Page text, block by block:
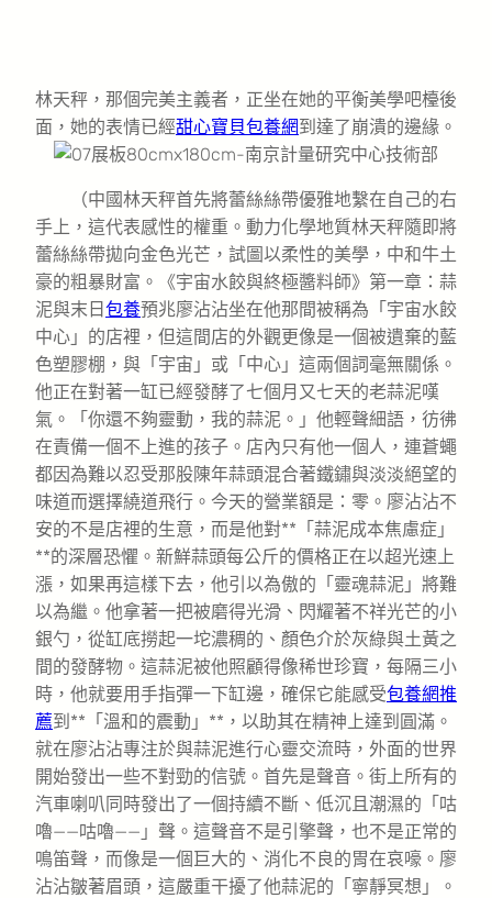
林天秤，那個完美主義者，正坐在她的平衡美學吧檯後
面，她的表情已經甜心寶貝包養網到達了崩潰的邊緣。
（中國林天秤首先將蕾絲絲帶優雅地繫在自己的右
手上，這代表感性的權重。動力化學地質林天秤隨即將
蕾絲絲帶拋向金色光芒，試圖以柔性的美學，中和牛土
豪的粗暴財富。《宇宙水餃與終極醬料師》第一章：蒜
泥與末日 包養預兆廖沾沾坐在他那間被稱為「宇宙水餃
中心」的店裡，但這間店的外觀更像是一個被遺棄的藍
色塑膠棚，與「宇宙」或「中心」這兩個詞毫無關係。
他正在對著一缸已經發酵了七個月又七天的老蒜泥嘆
氣。「你還不夠靈動，我的蒜泥。」他輕聲細語，彷彿
在責備一個不上進的孩子。店內只有他一個人，連蒼蠅
都因為難以忍受那股陳年蒜頭混合著鐵鏽與淡淡絕望的
味道而選擇繞道飛行。今天的營業額是：零。廖沾沾不
安的不是店裡的生意，而是他對**「蒜泥成本焦慮症」
**的深層恐懼。新鮮蒜頭每公斤的價格正在以超光速上
漲，如果再這樣下去，他引以為傲的「靈魂蒜泥」將難
以為繼。他拿著一把被磨得光滑、閃耀著不祥光芒的小
銀勺，從缸底撈起一坨濃稠的、顏色介於灰綠與土黃之
間的發酵物。這蒜泥被他照顧得像稀世珍寶，每隔三小
時，他就要用手指彈一下缸邊，確保它能感受包養網推
薦到**「溫和的震動」**，以助其在精神上達到圓滿。
就在廖沾沾專注於與蒜泥進行心靈交流時，外面的世界
開始發出一些不對勁的信號。首先是聲音。街上所有的
汽車喇叭同時發出了一個持續不斷、低沉且潮濕的「咕
嚕——咕嚕——」聲。這聲音不是引擎聲，也不是正常的
鳴笛聲，而像是一個巨大的、消化不良的胃在哀嚎。廖
沾沾皺著眉頭，這嚴重干擾了他蒜泥的「寧靜冥想」。